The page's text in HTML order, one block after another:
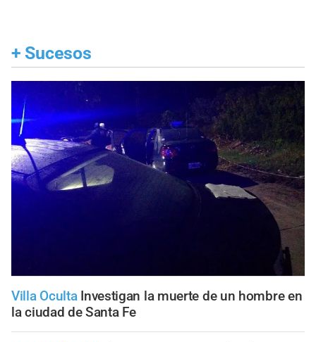
+ Sucesos
Villa Oculta Investigan la muerte de un hombre en
la ciudad de Santa Fe